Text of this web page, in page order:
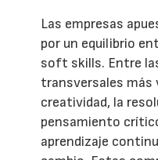
Las empresas
por un equilibrio
soft skills. Entre
transversales más
creatividad, la
pensamiento
aprendizaje